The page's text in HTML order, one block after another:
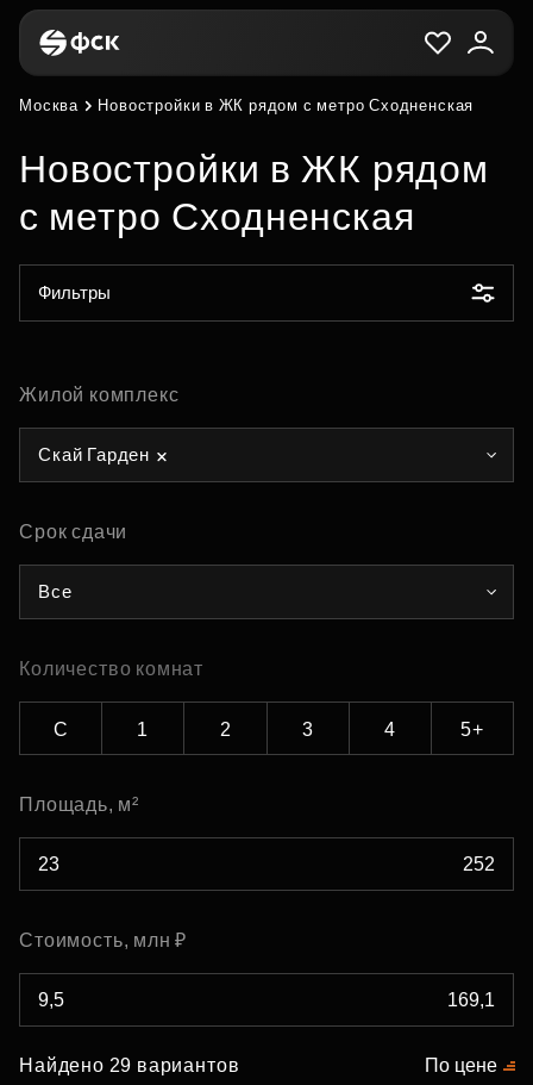
Москва Новостройки в ЖК рядом с метро Сходненская
Новостройки в ЖК рядом
с метро Сходненская
Фильтры
Жилой комплекс
Скай Гарден
Срок сдачи
Все
Количество комнат
С 1 2 3 4 5+
Площадь, м²
Стоимость, млн ₽
Найдено 29 вариантов По цене